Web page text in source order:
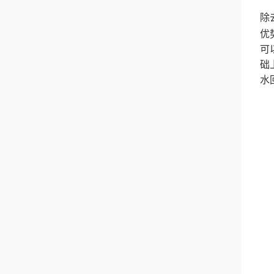
除
优
可
础
水